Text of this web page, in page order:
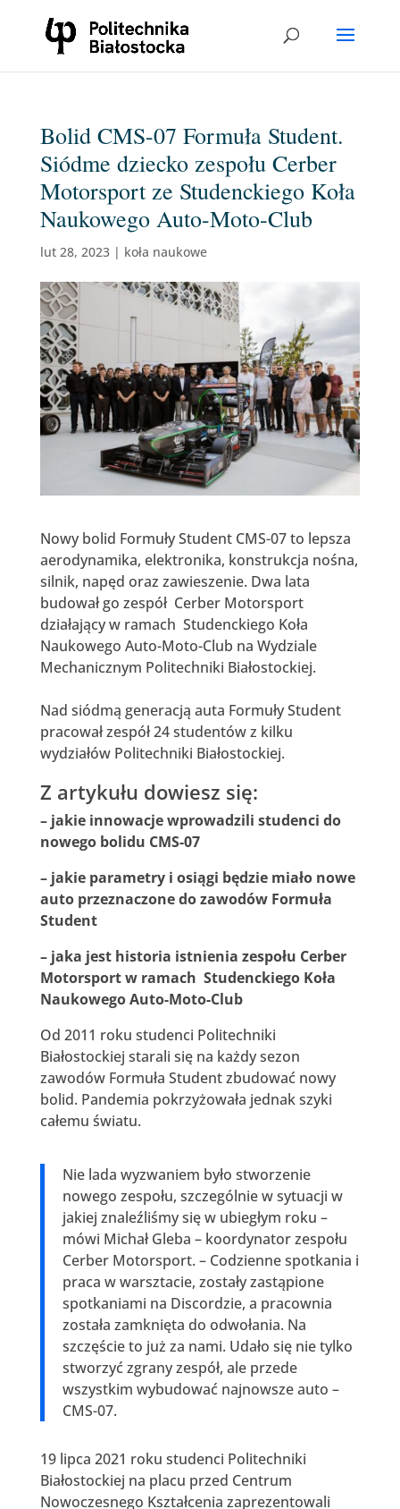
Bolid CMS-07 Formuła Student.
Siódme dziecko zespołu Cerber
Motorsport ze Studenckiego Koła
Naukowego Auto-Moto-Club
lut 28, 2023| koła naukowe
Nowy bolid Formuły Student CMS-07 to lepsza
aerodynamika, elektronika, konstrukcja nośna,
silnik, napęd oraz zawieszenie. Dwa lata
budował go zespół Cerber Motorsport
działający w ramach Studenckiego Koła
Naukowego Auto-Moto-Club na Wydziale
Mechanicznym Politechniki Białostockiej.
Nad siódmą generacją auta Formuły Student
pracował zespół 24 studentów z kilku
wydziałów Politechniki Białostockiej.
Z artykułu dowiesz się:
– jakie innowacje wprowadzili studenci do
nowego bolidu CMS-07
– jakie parametry i osiągi będzie miało nowe
auto przeznaczone do zawodów Formuła
Student
– jaka jest historia istnienia zespołu Cerber
Motorsport w ramach Studenckiego Koła
Naukowego Auto-Moto-Club
Od 2011 roku studenci Politechniki
Białostockiej starali się na każdy sezon
zawodów Formuła Student zbudować nowy
bolid. Pandemia pokrzyżowała jednak szyki
całemu światu.
Nie lada wyzwaniem było stworzenie
nowego zespołu, szczególnie w sytuacji w
jakiej znaleźliśmy się w ubiegłym roku –
mówi Michał Gleba – koordynator zespołu
Cerber Motorsport. – Codzienne spotkania i
praca w warsztacie, zostały zastąpione
spotkaniami na Discordzie, a pracownia
została zamknięta do odwołania. Na
szczęście to już za nami. Udało się nie tylko
stworzyć zgrany zespół, ale przede
wszystkim wybudować najnowsze auto –
CMS-07.
19 lipca 2021 roku studenci Politechniki
Białostockiej na placu przed Centrum
Nowoczesnego Kształcenia zaprezentowali